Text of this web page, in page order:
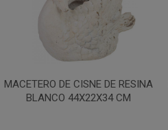
MACETERO DE CISNE DE RESINA
BLANCO 44X22X34 CM